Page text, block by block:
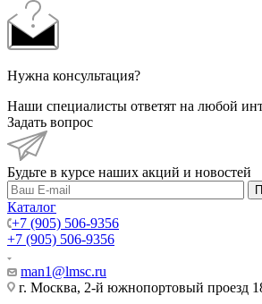
Нужна консультация?
Наши специалисты ответят на любой
Задать вопрос
Будьте в курсе наших акций и новостей
Каталог
+7 (905) 506-9356
+7 (905) 506-9356
man1@lmsc.ru
г. Москва, 2-й южнопортовый проезд